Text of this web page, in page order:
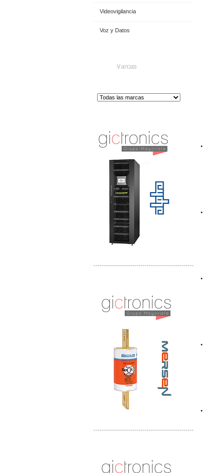
Videovigilancia
Voz y Datos
Marcas
-------------------------------------------------
-------------------------------------------------